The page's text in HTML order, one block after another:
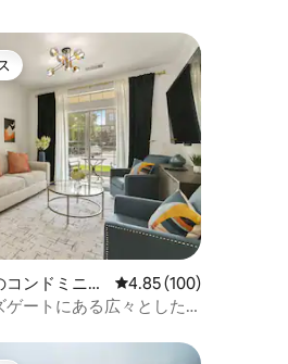
星の平均評価
ンドミニア
レビュー100件、5つ
4.85 (100)
ートにある広々とした